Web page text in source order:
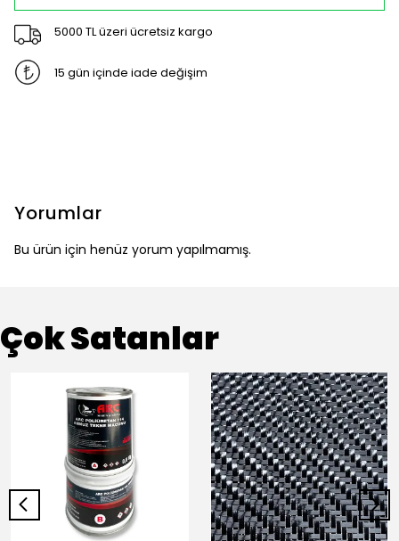
5000 TL üzeri ücretsiz kargo
15 gün içinde iade değişim
Yorumlar
Bu ürün için henüz yorum yapılmamış.
Çok Satanlar